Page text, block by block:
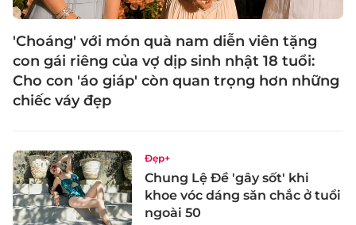
'Choáng' với món quà nam diễn viên tặng
con gái riêng của vợ dịp sinh nhật 18 tuổi:
Cho con 'áo giáp' còn quan trọng hơn những
chiếc váy đẹp
Đẹp+
Chung Lệ Đề 'gây sốt' khi
khoe vóc dáng săn chắc ở tuổi
ngoài 50